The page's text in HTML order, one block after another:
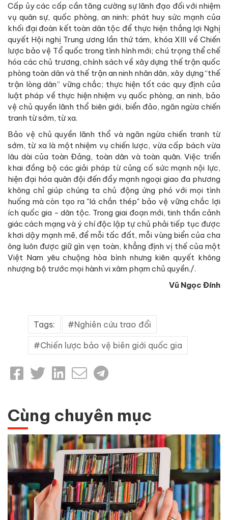
Cấp ủy các cấp cần tăng cường sự lãnh đạo đối với nhiệm
vụ quân sự, quốc phòng, an ninh; phát huy sức mạnh của
khối đại đoàn kết toàn dân tộc để thực hiện thắng lợi Nghị
quyết Hội nghị Trung ương lần thứ tám, khóa XIII về Chiến
lược bảo vệ Tổ quốc trong tình hình mới; chú trọng thể chế
hóa các chủ trương, chính sách về xây dựng thế trận quốc
phòng toàn dân và thế trận an ninh nhân dân, xây dựng “thế
trận lòng dân” vững chắc; thực hiện tốt các quy định của
luật pháp về thực hiện nhiệm vụ quốc phòng, an ninh, bảo
vệ chủ quyền lãnh thổ biên giới, biển đảo, ngăn ngừa chiến
tranh từ sớm, từ xa.
Bảo vệ chủ quyền lãnh thổ và ngăn ngừa chiến tranh từ
sớm, từ xa là một nhiệm vụ chiến lược, vừa cấp bách vừa
lâu dài của toàn Đảng, toàn dân và toàn quân. Việc triển
khai đồng bộ các giải pháp từ củng cố sức mạnh nội lực,
hiện đại hóa quân đội đến đẩy mạnh ngoại giao đa phương
không chỉ giúp chúng ta chủ động ứng phó với mọi tình
huống mà còn tạo ra "lá chắn thép" bảo vệ vững chắc lợi
ích quốc gia - dân tộc. Trong giai đoạn mới, tinh thần cảnh
giác cách mạng và ý chí độc lập tự chủ phải tiếp tục được
khơi dậy mạnh mẽ, để mỗi tấc đất, mỗi vùng biển của cha
ông luôn được giữ gìn vẹn toàn, khẳng định vị thế của một
Việt Nam yêu chuộng hòa bình nhưng kiên quyết không
nhượng bộ trước mọi hành vi xâm phạm chủ quyền./.
Vũ Ngọc Đính
Tags: Nghiên cứu trao đổi
Chiến lược bảo vệ biên giới quốc gia
Cùng chuyên mục